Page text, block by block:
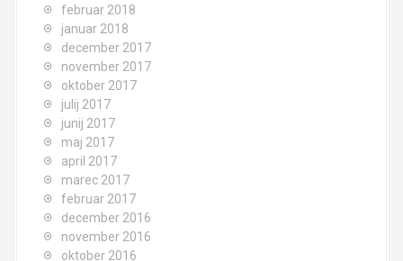
februar 2018
januar 2018
december 2017
november 2017
oktober 2017
julij 2017
junij 2017
maj 2017
april 2017
marec 2017
februar 2017
december 2016
november 2016
oktober 2016